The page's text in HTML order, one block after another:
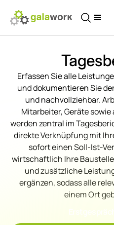
Erfassen Sie alle
und dokumentieren Sie
und nachvollziehbar.
Mitarbeiter, Geräte
werden zentral im
direkte Verknüpfung mit
sofort einen Soll-Ist-
wirtschaftlich Ihre
und zusätzliche
ergänzen, sodass alle
einem Ort